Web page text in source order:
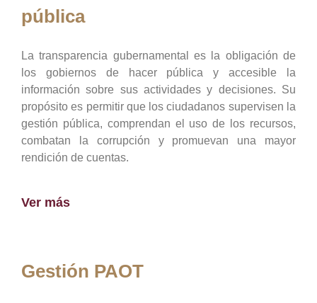
pública
La transparencia gubernamental es la obligación de
los gobiernos de hacer pública y accesible la
información sobre sus actividades y decisiones. Su
propósito es permitir que los ciudadanos supervisen la
gestión pública, comprendan el uso de los recursos,
combatan la corrupción y promuevan una mayor
rendición de cuentas.
Ver más
Gestión PAOT